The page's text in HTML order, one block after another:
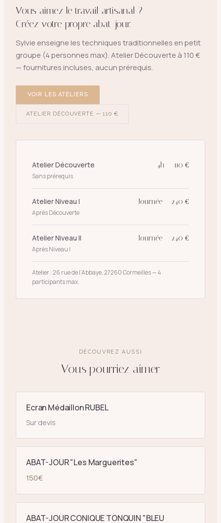
Vous aimez le travail artisanal ?
Créez votre propre abat-jour.
Sylvie enseigne les techniques traditionnelles en petit
groupe (4 personnes max). Atelier Découverte à 110 €
— fournitures incluses, aucun prérequis.
VOIR LES ATELIERS
ATELIER DÉCOUVERTE — 110 €
Atelier Découverte
Sans prérequis
4h — 110 €
Atelier Niveau I
Après Découverte
Journée — 240 €
Atelier Niveau II
Après Niveau I
Journée — 240 €
Atelier : 26 rue de l’Abbaye, 27260 Cormeilles — 4
participants max.
DÉCOUVREZ AUSSI
Vous pourriez aimer
Ecran Médaillon RUBEL
Sur devis
ABAT-JOUR "Les Marguerites"
150€
ABAT-JOUR CONIQUE TONQUIN "BLEU